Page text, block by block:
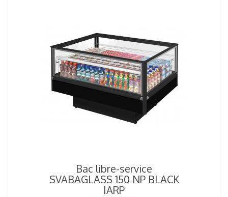
Bac libre-service
SVABAGLASS 150 NP BLACK
IARP